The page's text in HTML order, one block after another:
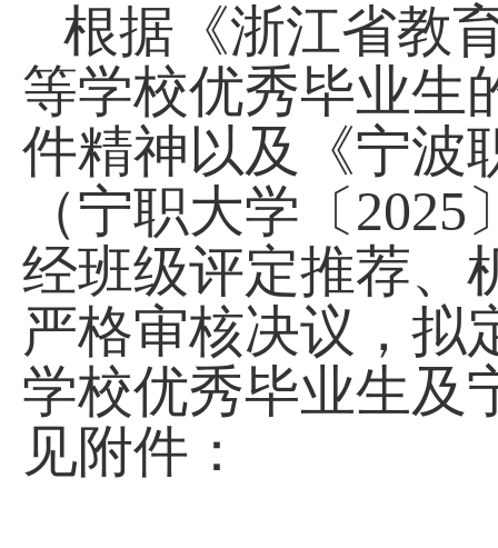
根据《浙江省教
等学校优秀毕业生
件精神以及《宁波
（宁职大学〔
经班级评定推荐、
严格审核决议，拟
学校优秀毕业生及
见附件：